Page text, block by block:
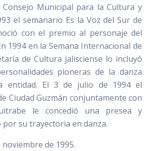
Consejo Municipal para la Cultura y
el semanario Es la Voz del Sur de
con el premio al personaje del
1994 en la Semana Internacional de
de Cultura jalisciense lo incluyó
pioneras de la danza
entidad. El 3 de julio de 1994 el
Ciudad Guzmán conjuntamente con
le concedió una presea y
su trayectoria en danza.
noviembre de 1995.